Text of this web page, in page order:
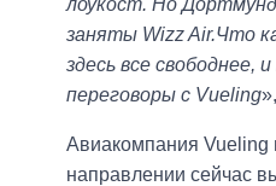
заняты Wizz Air.Что
здесь все свободнее,
переговоры с Vueling
Авиакомпания Vueling
направлении сейчас